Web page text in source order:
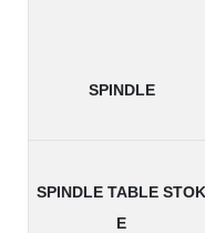
SPINDLE
SPINDLE TABLE STOK
E